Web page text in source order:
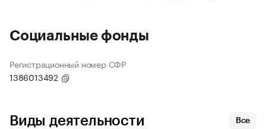
Социальные фонды
Регистрационный номер СФР
1386013492
Виды деятельности Все